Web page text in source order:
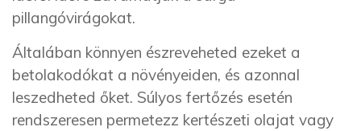
pillangóvirágokat.
Általában könnyen észreveheted ezeket a
betolakodókat a növényeiden, és azonnal
leszedheted őket. Súlyos fertőzés esetén
rendszeresen permetezz kertészeti olajat vagy